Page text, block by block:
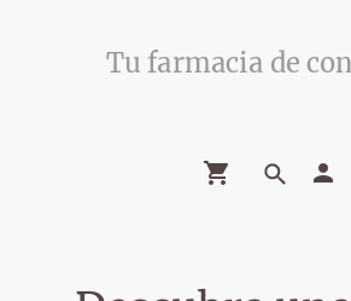
Tu farmacia de